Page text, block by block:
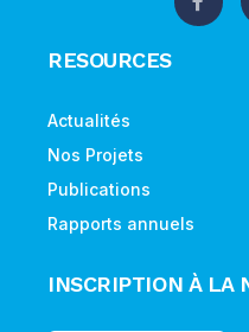
RESOURCES
Actualités
Nos Projets
Publications
Rapports annuels
INSCRIPTION À LA